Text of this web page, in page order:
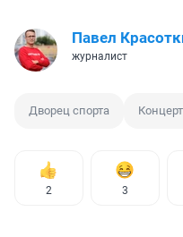
Павел
журналист
Дворец спорта Концерт
2 3